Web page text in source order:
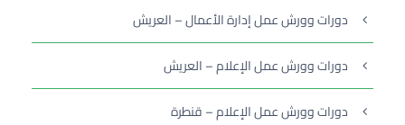
دورات وورش عمل إدارة الأعمال – العريش
دورات وورش عمل الإعلام – العريش
دورات وورش عمل الإعلام – قنطرة